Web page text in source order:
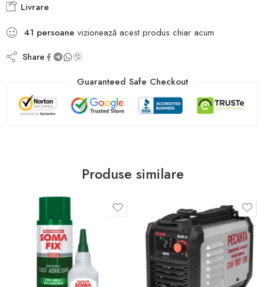
Livrare
41 persoane vizionează acest produs chiar acum
Share
Guaranteed Safe Checkout
Produse similare